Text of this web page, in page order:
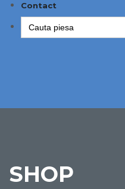
Contact
Search
for:
SHOP